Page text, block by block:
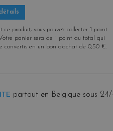
ce produit, vous pouvez collecter
point
panier sera de point au total qui
convertis en un bon d'achat de0,50 €.
partout en Belgique sous